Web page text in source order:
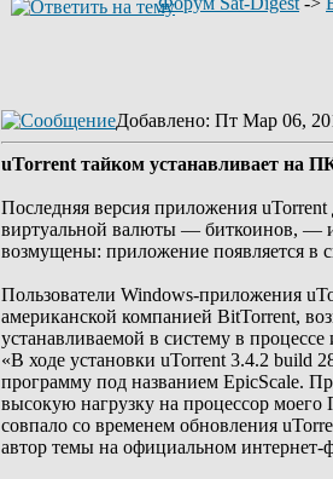
Добавлено: Пт Мар 06,
uTorrent тайком устанавливает на
Последняя версия приложения
виртуальной валюты — биткоинов, —
возмущены: приложение появляется в
Пользователи Windows-приложения
американской компанией BitTorrent,
устанавливаемой в систему в
«В ходе установки uTorrent 3.4.2 build
программу под названием EpicScale.
высокую нагрузку на процессор
совпало со временем обновления
автор темы на официальном интернет-